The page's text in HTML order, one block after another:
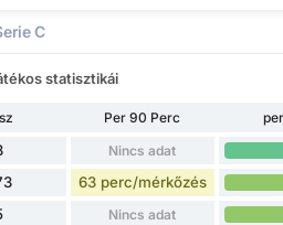
C
statisztikái
Per 90 Perc
Nincs adat
63 perc/mérkőzés
Nincs adat